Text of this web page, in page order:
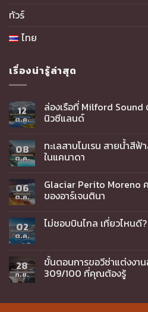
ทัวร์
ไทย
เรื่องน่ารู้ล่าสุด
12
ต.ค.
ล่องเรือที่ Milford
นิวซีแลนด์
08
ต.ค.
ทะเลสาบโมเรน สายน้ำสี
ในแคนาดา
06
ต.ค.
Glaciar Perito Moreno
ของอาร์เจนตินา
02
ต.ค.
ไม่ชอบบินไกล เที่ยวไหนดี
28
ก.ย.
ขั้นตอนการขอวีซ่าแต่งงา
309/100 ที่คุณต้องรู้